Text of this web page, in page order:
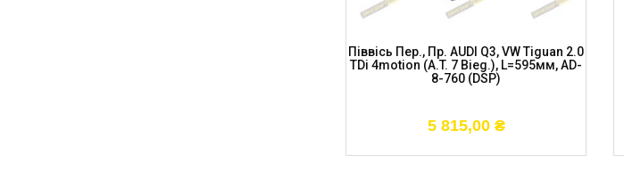
Піввісь Пер., Пр. AUDI Q3, VW Tiguan 2.0
TDi 4motion (A.T. 7 Bieg.), L=595мм, AD-
8-760 (DSP)
5 815,00 ₴